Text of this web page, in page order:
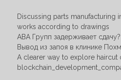
Discussing parts
works according to drawings
АВА Групп задерживает сдачу?
Вывод из запоя в клинике
A clearer way to explore haircut